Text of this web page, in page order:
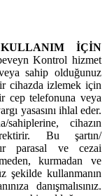
İÇİN
Kontrol hizmet
sahip olduğunuz
cihazda izlemek için
cep telefonuna veya
yasasını ihlal eder.
sahiplerine, cihazın
Bu şartın/
parasal ve cezai
kurmadan ve
şekilde kullanmanın
danışmalısınız.